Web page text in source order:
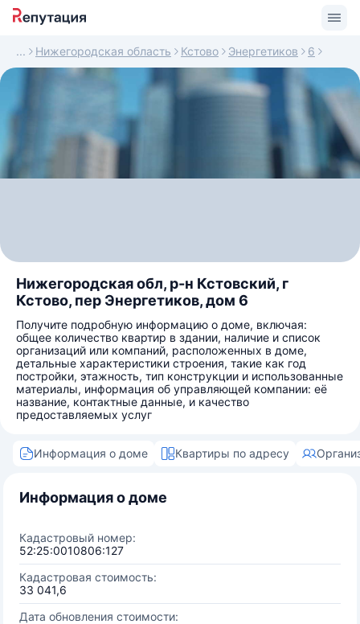
Нижегородская область Кстово Энергетиков 6
Нижегородская обл, р-н Кстовский, г
Кстово, пер Энергетиков, дом 6
Получите подробную информацию о доме, включая:
общее количество квартир в здании, наличие и список
организаций или компаний, расположенных в доме,
детальные характеристики строения, такие как год
постройки, этажность, тип конструкции и использованные
материалы, информация об управляющей компании: её
название, контактные данные, и качество
предоставляемых услуг
Информация о доме Квартиры по адресу
Информация о доме
Кадастровый номер:
52:25:0010806:127
Кадастровая стоимость:
33 041,6
Дата обновления стоимости: